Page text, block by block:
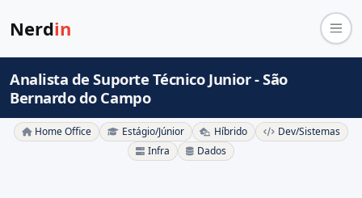
Nerdin
Analista de Suporte Técnico Junior - São
Bernardo do Campo
Home Office Estágio/Júnior Híbrido
Dev/Sistemas
Infra
Dados